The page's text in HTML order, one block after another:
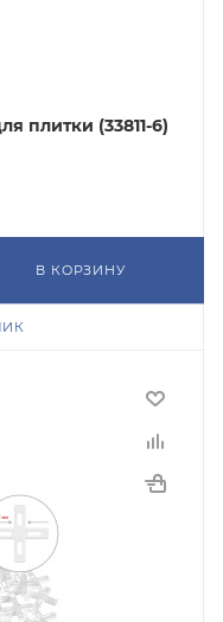
плитки (33811-6)
В КОРЗИНУ